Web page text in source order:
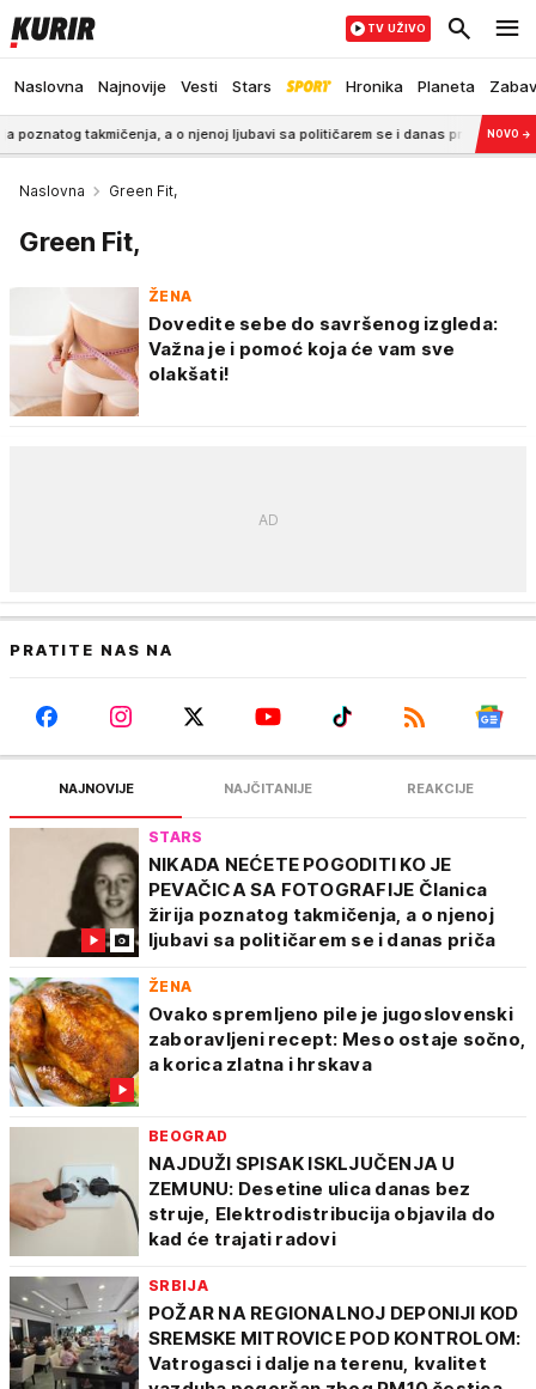
Naslovna Najnovije Vesti Stars Hronika Planeta
TV UŽIVO
poznatog takmičenja, a o njenoj ljubavi sa političarem se i danas priča 6:05
NOVO →
Naslovna Green Fit,
Green Fit,
ŽENA
Dovedite sebe do savršenog izgleda:
Važna je i pomoć koja će vam sve
olakšati!
PRATITE NAS NA
NAJNOVIJE NAJČITANIJE REAKCIJE
STARS
NIKADA NEĆETE POGODITI KO JE
PEVAČICA SA FOTOGRAFIJE Članica
žirija poznatog takmičenja, a o njenoj
ljubavi sa političarem se i danas priča
ŽENA
Ovako spremljeno pile je jugoslovenski
zaboravljeni recept: Meso ostaje sočno,
a korica zlatna i hrskava
BEOGRAD
NAJDUŽI SPISAK ISKLJUČENJA U
ZEMUNU: Desetine ulica danas bez
struje, Elektrodistribucija objavila do
kad će trajati radovi
SRBIJA
POŽAR NA REGIONALNOJ DEPONIJI KOD
SREMSKE MITROVICE POD KONTROLOM:
Vatrogasci i dalje na terenu, kvalitet